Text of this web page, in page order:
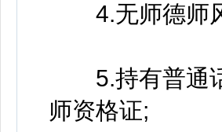
4.无师德师风
5.持有普通话
师资格证;